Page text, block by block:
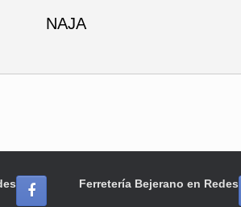
NAJA
Ferretería Bejerano en Redes